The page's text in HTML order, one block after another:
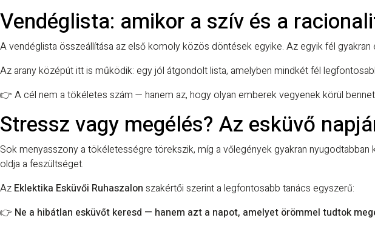
Vendéglista: amikor a szív és a
A vendéglista összeállítása az első komoly közös döntések egyike. Az egyik fél
Az arany középút itt is működik: egy jól átgondolt lista, amelyben mindkét fél
👉 A cél nem a tökéletes szám — hanem az, hogy olyan emberek vegyenek körül
Stressz vagy megélés? Az esküvő
Sok menyasszony a tökéletességre törekszik, míg a vőlegények gyakran
oldja a feszültséget.
Az Eklektika Esküvői Ruhaszalon szakértői szerint a legfontosabb tanács egyszerű:
👉 Ne a hibátlan esküvőt keresd — hanem azt a napot, amelyet örömmel tudtok